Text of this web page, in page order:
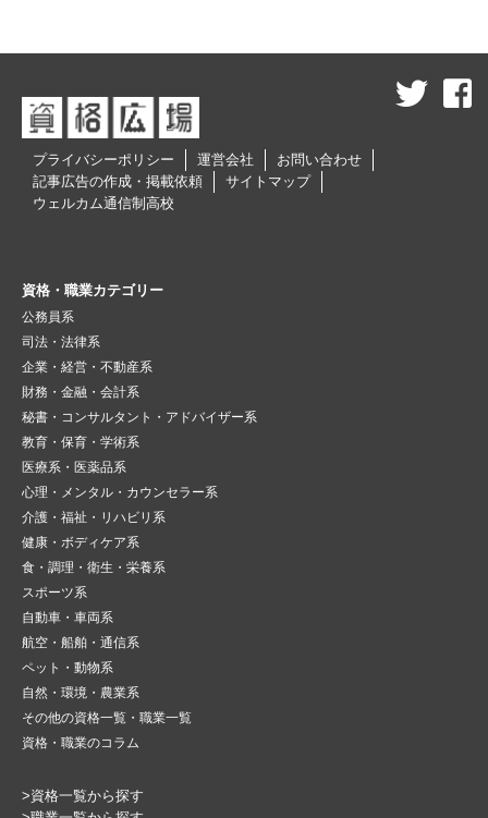
プライバシーポリシー 運営会社
お問い合わせ
記事広告の作成・掲載依頼
サイトマップ
ウェルカム通信制高校
資格・職業カテゴリー
公務員系
司法・法律系
企業・経営・不動産系
財務・金融・会計系
秘書・コンサルタント・アドバイザー系
教育・保育・学術系
医療系・医薬品系
心理・メンタル・カウンセラー系
介護・福祉・リハビリ系
健康・ボディケア系
食・調理・衛生・栄養系
スポーツ系
自動車・車両系
航空・船舶・通信系
ペット・動物系
自然・環境・農業系
その他の資格一覧・職業一覧
資格・職業のコラム
>資格一覧から探す